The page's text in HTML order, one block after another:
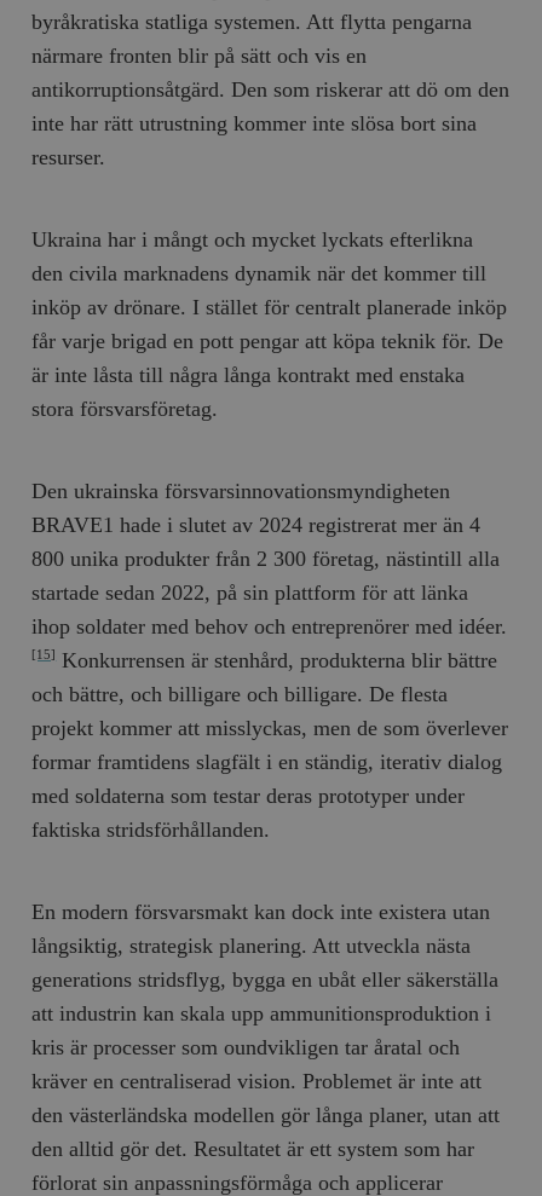
byråkratiska statliga systemen. Att flytta pengarna
närmare fronten blir på sätt och vis en
antikorruptionsåtgärd. Den som riskerar att dö om den
inte har rätt utrustning kommer inte slösa bort sina
resurser.
Ukraina har i mångt och mycket lyckats efterlikna
den civila marknadens dynamik när det kommer till
inköp av drönare. I stället för centralt planerade inköp
får varje brigad en pott pengar att köpa teknik för. De
är inte låsta till några långa kontrakt med enstaka
stora försvarsföretag.
Den ukrainska försvarsinnovationsmyndigheten
BRAVE1 hade i slutet av 2024 registrerat mer än 4
800 unika produkter från 2 300 företag, nästintill alla
startade sedan 2022, på sin plattform för att länka
ihop soldater med behov och entreprenörer med idéer.
[15] Konkurrensen är stenhård, produkterna blir bättre
och bättre, och billigare och billigare. De flesta
projekt kommer att misslyckas, men de som överlever
formar framtidens slagfält i en ständig, iterativ dialog
med soldaterna som testar deras prototyper under
faktiska stridsförhållanden.
En modern försvarsmakt kan dock inte existera utan
långsiktig, strategisk planering. Att utveckla nästa
generations stridsflyg, bygga en ubåt eller säkerställa
att industrin kan skala upp ammunitionsproduktion i
kris är processer som oundvikligen tar åratal och
kräver en centraliserad vision. Problemet är inte att
den västerländska modellen gör långa planer, utan att
den alltid gör det. Resultatet är ett system som har
förlorat sin anpassningsförmåga och applicerar